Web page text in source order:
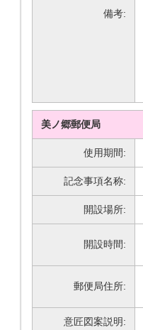
備考:
美ノ郷郵便局
使用期間:
記念事項名称:
開設場所:
開設時間:
郵便局住所:
意匠図案説明: